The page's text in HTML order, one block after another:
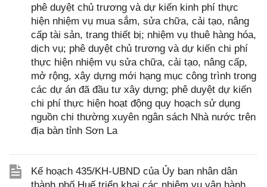
phê duyệt chủ trương và dự kiến kinh phí thực
hiện nhiệm vụ mua sắm, sửa chữa, cải tạo, nâng
cấp tài sản, trang thiết bị; nhiệm vụ thuê hàng hóa,
dịch vụ; phê duyệt chủ trương và dự kiến chi phí
thực hiện nhiệm vụ sửa chữa, cải tạo, nâng cấp,
mở rộng, xây dựng mới hạng mục công trình trong
các dự án đã đầu tư xây dựng; phê duyệt dự kiến
chi phí thực hiện hoạt động quy hoạch sử dụng
nguồn chi thường xuyên ngân sách Nhà nước trên
địa bàn tỉnh Sơn La
Kế hoạch 435/KH-UBND của Ủy ban nhân dân